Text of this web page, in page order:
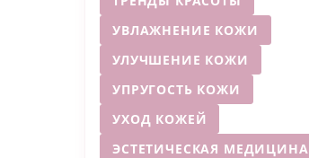
УВЛАЖНЕНИЕ КОЖИ
УЛУЧШЕНИЕ КОЖИ
УПРУГОСТЬ КОЖИ
УХОД КОЖЕЙ
ЭСТЕТИЧЕСКАЯ МЕДИЦИНА